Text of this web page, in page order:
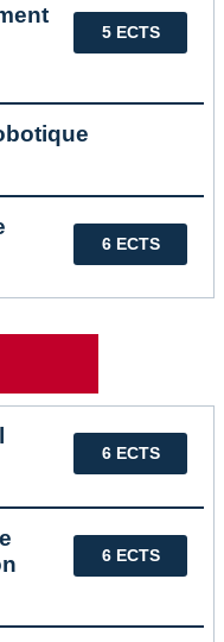
5 ECTS
6 ECTS
6 ECTS
6 ECTS